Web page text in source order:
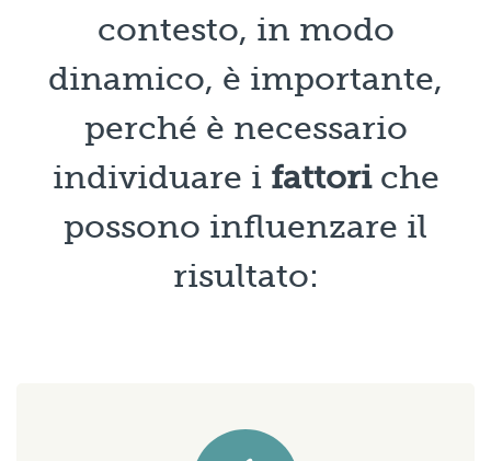
contesto, in modo
dinamico, è importante,
perché è necessario
individuare i fattori che
possono influenzare il
risultato: